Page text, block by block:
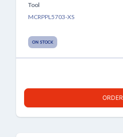
Tool
MCRPPL5703-XS
ON STOCK
ORDER